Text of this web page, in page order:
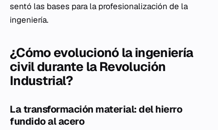
sentó las bases para la profesionalización de la
ingeniería.
¿Cómo evolucionó la ingeniería
civil durante la Revolución
Industrial?
La transformación material: del hierro
fundido al acero